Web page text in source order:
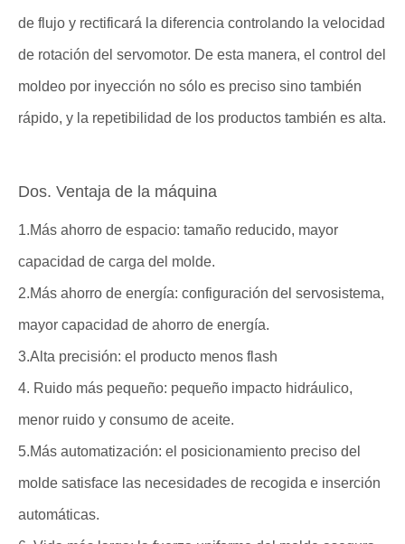
de flujo y rectificará la diferencia controlando la velocidad
de rotación del servomotor. De esta manera, el control del
moldeo por inyección no sólo es preciso sino también
rápido, y la repetibilidad de los productos también es alta.
Dos. Ventaja de la máquina
1.Más ahorro de espacio: tamaño reducido, mayor
capacidad de carga del molde.
2.Más ahorro de energía: configuración del servosistema,
mayor capacidad de ahorro de energía.
3.Alta precisión: el producto menos flash
4. Ruido más pequeño: pequeño impacto hidráulico,
menor ruido y consumo de aceite.
5.Más automatización: el posicionamiento preciso del
molde satisface las necesidades de recogida e inserción
automáticas.